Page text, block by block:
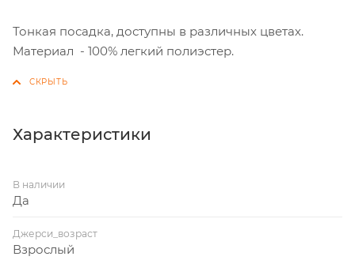
Тонкая посадка, доступны в различных цветах.
Материал - 100% легкий полиэстер.
Характеристики
В наличии
Да
Джерси_возраст
Взрослый